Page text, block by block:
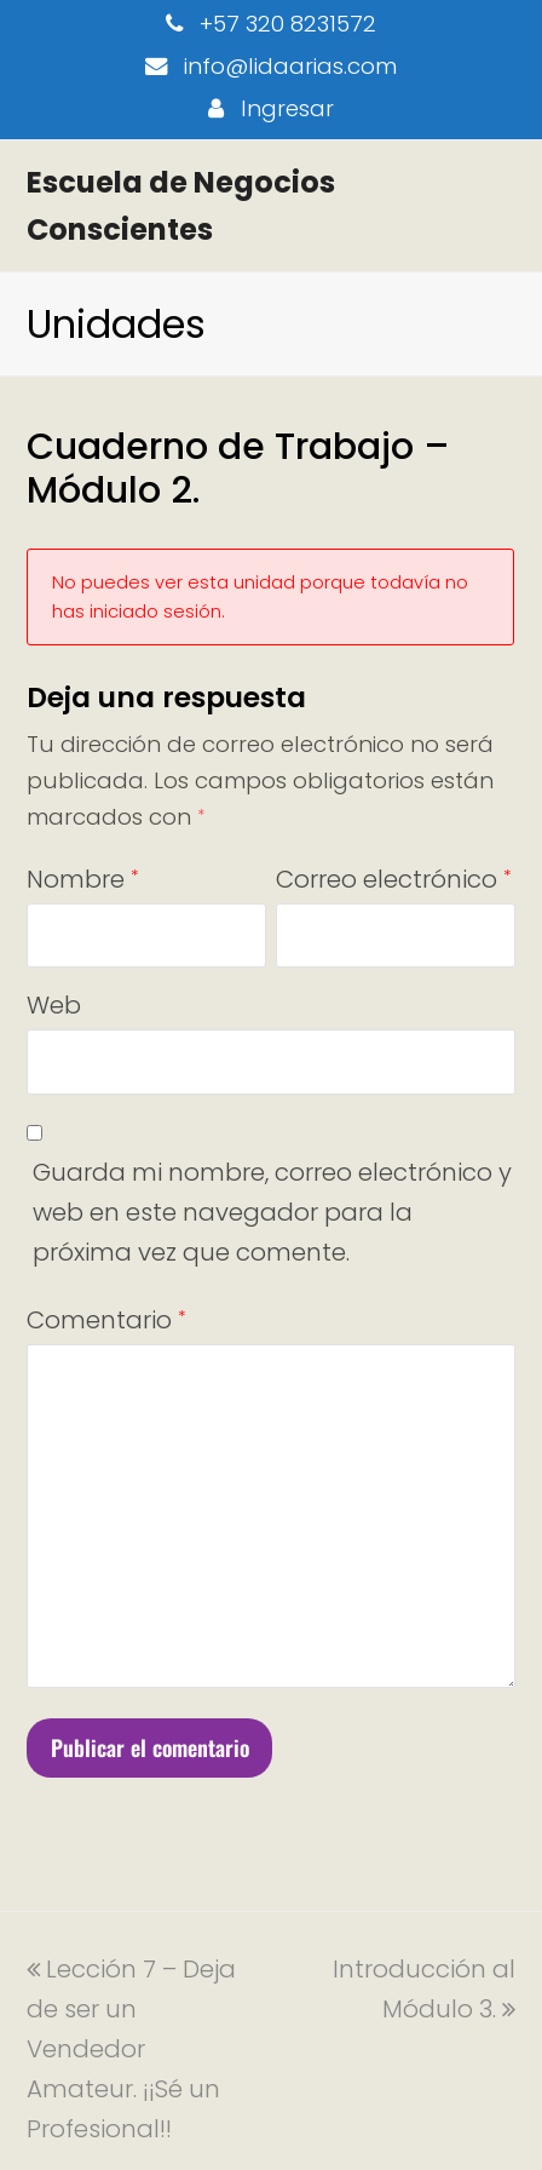
+57 320 8231572
info@lidaarias.com
Ingresar
Escuela de Negocios
Conscientes
Unidades
Cuaderno de Trabajo –
Módulo 2.
No puedes ver esta unidad porque todavía no
has iniciado sesión.
Deja una respuesta
Tu dirección de correo electrónico no será
publicada. Los campos obligatorios están
marcados con *
Nombre * Correo electrónico *
Web
Guarda mi nombre, correo electrónico y
web en este navegador para la
próxima vez que comente.
Comentario *
Lección 7 – Deja
de ser un
Vendedor
Amateur. ¡¡Sé un
Profesional!!
Introducción al
Módulo 3.